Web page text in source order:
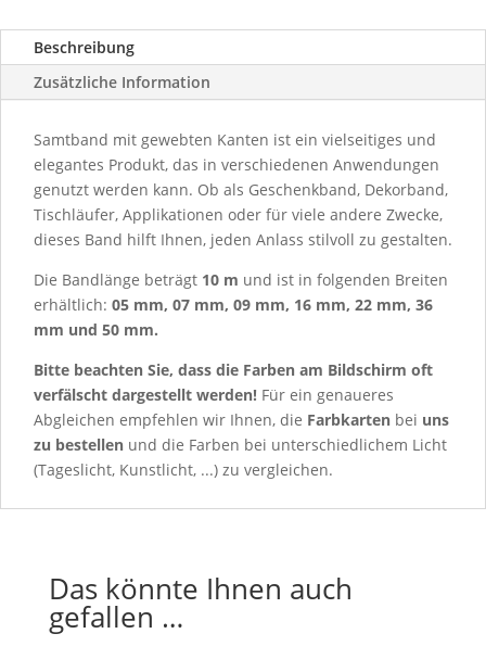
Beschreibung
Zusätzliche Information
Samtband mit gewebten Kanten ist ein vielseitiges und
elegantes Produkt, das in verschiedenen Anwendungen
genutzt werden kann. Ob als Geschenkband, Dekorband,
Tischläufer, Applikationen oder für viele andere Zwecke,
dieses Band hilft Ihnen, jeden Anlass stilvoll zu gestalten.
Die Bandlänge beträgt 10 m und ist in folgenden Breiten
erhältlich: 05 mm, 07 mm, 09 mm, 16 mm, 22 mm, 36
mm und 50 mm.
Bitte beachten Sie, dass die Farben am Bildschirm oft
verfälscht dargestellt werden! Für ein genaueres
Abgleichen empfehlen wir Ihnen, die Farbkarten bei uns
zu bestellen und die Farben bei unterschiedlichem Licht
(Tageslicht, Kunstlicht, ...) zu vergleichen.
Das könnte Ihnen auch
gefallen …